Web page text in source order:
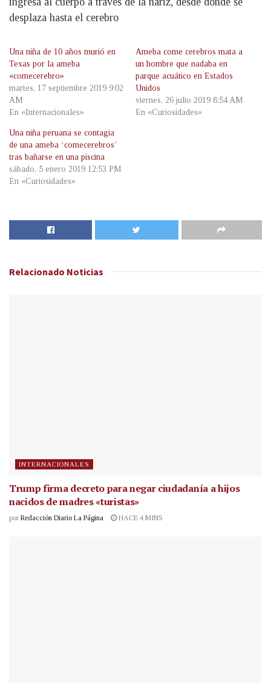
desplaza hasta el cerebro
Una niña de 10 años murió en
Texas por la ameba
«comecerebro»
martes, 17 septiembre 2019 9:02
AM
En «Internacionales»
Ameba come cerebros mata a
un hombre que nadaba en
parque acuático en Estados
Unidos
viernes, 26 julio 2019 8:54 AM
En «Curiosidades»
Una niña peruana se contagia
de una ameba ‘comecerebros’
tras bañarse en una piscina
sábado, 5 enero 2019 12:53 PM
En «Curiosidades»
Relacionado Noticias
INTERNACIONALES
Trump firma decreto para negar ciudadanía a hijos
nacidos de madres «turistas»
por Redacción Diario La Página HACE 4 MINS